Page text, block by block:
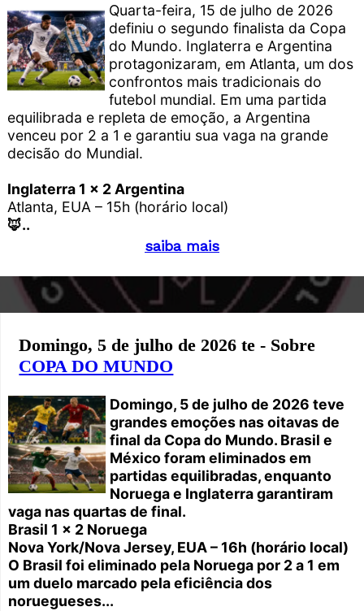
Quarta-feira, 15 de julho de 2026
definiu o segundo finalista da Copa
do Mundo. Inglaterra e Argentina
protagonizaram, em Atlanta, um dos
confrontos mais tradicionais do
futebol mundial. Em uma partida
equilibrada e repleta de emoção, a Argentina
venceu por 2 a 1 e garantiu sua vaga na grande
decisão do Mundial.
Inglaterra 1 x 2 Argentina
Atlanta, EUA – 15h (horário local)
🦊..
saiba mais
Domingo, 5 de julho de 2026 te - Sobre
COPA DO MUNDO
Domingo, 5 de julho de 2026 teve
grandes emoções nas oitavas de
final da Copa do Mundo. Brasil e
México foram eliminados em
partidas equilibradas, enquanto
Noruega e Inglaterra garantiram
vaga nas quartas de final.
Brasil 1 x 2 Noruega
Nova York/Nova Jersey, EUA – 16h (horário local)
O Brasil foi eliminado pela Noruega por 2 a 1 em
um duelo marcado pela eficiência dos
noruegueses...